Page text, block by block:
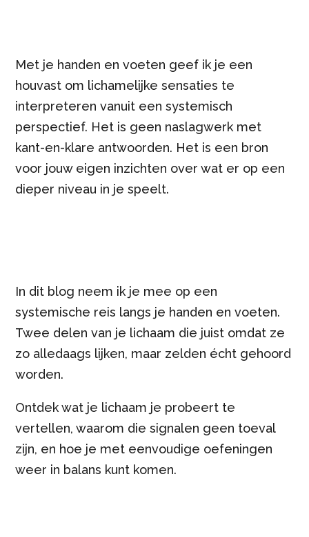
Met je handen en voeten geef ik je een
houvast om lichamelijke sensaties te
interpreteren vanuit een systemisch
perspectief. Het is geen naslagwerk met
kant-en-klare antwoorden. Het is een bron
voor jouw eigen inzichten over wat er op een
dieper niveau in je speelt.
In dit blog neem ik je mee op een
systemische reis langs je handen en voeten.
Twee delen van je lichaam die juist omdat ze
zo alledaags lijken, maar zelden écht gehoord
worden.
Ontdek wat je lichaam je probeert te
vertellen, waarom die signalen geen toeval
zijn, en hoe je met eenvoudige oefeningen
weer in balans kunt komen.